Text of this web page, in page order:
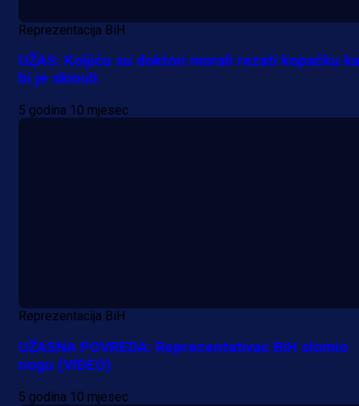
Reprezentacija BiH
UŽAS: Koljiću su doktori morali rezati kopačku
bi je skinuli
5 godina 10 mjesec
Reprezentacija BiH
UŽASNA POVREDA: Reprezentativac BiH slomio
nogu (VIDEO)
5 godina 10 mjesec